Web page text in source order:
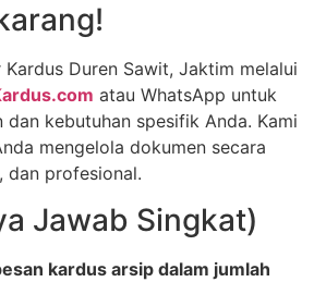
Duren Sawit, Jaktim melalui
atau WhatsApp untuk
dan kebutuhan spesifik Anda. Kami
mengelola dokumen secara
dan profesional.
Jawab Singkat)
kardus arsip dalam jumlah